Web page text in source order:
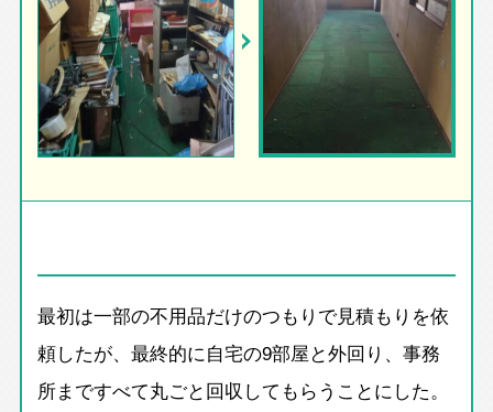
最初は一部の不用品だけのつもりで見積もりを依
頼したが、最終的に自宅の9部屋と外回り、事務
所まですべて丸ごと回収してもらうことにした。